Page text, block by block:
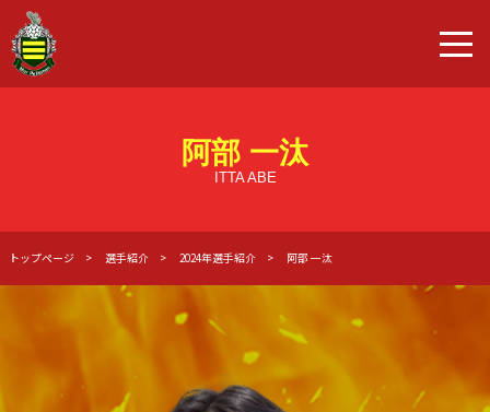
阿部 一汰
ITTA ABE
トップページ 選手紹介 2024年選手紹介 阿部 一汰